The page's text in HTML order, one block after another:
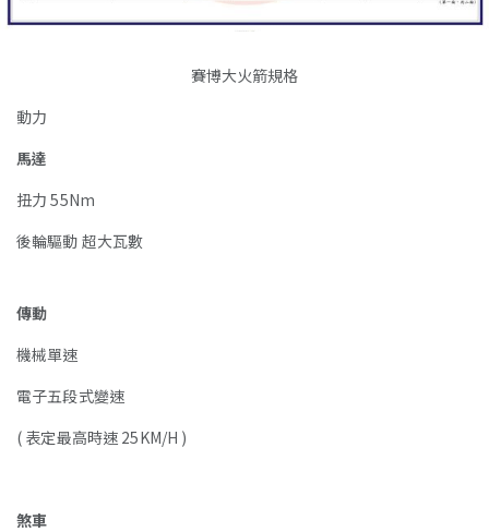
賽博大火箭規格
動力
馬達
扭力 55Nm
後輪驅動 超大瓦數
傳動
機械單速
電子五段式變速
( 表定最高時速 25KM/H )
煞車